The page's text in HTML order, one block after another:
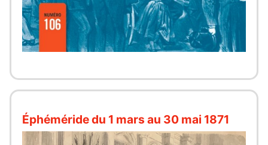
Éphéméride du 1 mars au 30 mai 1871